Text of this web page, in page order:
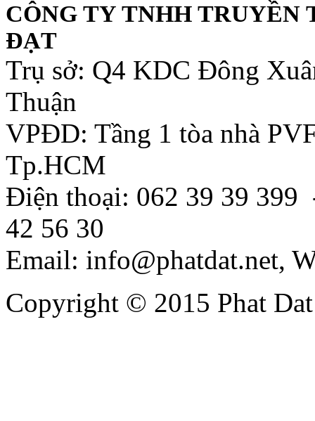
CÔNG TY TNHH TRUYỀN
ĐẠT
Trụ sở: Q4 KDC Đông
Thuận
VPĐD: Tầng 1 tòa nhà
Tp.HCM
Điện thoại: 062 39 39 399
42 56 30
Email: info@phatdat.net,
Copyright © 2015 Phat